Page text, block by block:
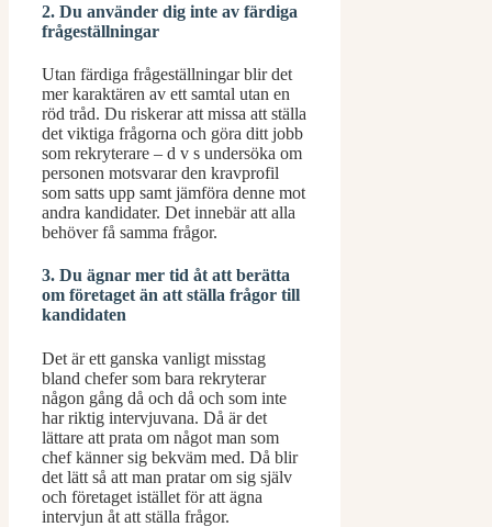
2. Du använder dig inte av färdiga
frågeställningar
Utan färdiga frågeställningar blir det
mer karaktären av ett samtal utan en
röd tråd. Du riskerar att missa att ställa
det viktiga frågorna och göra ditt jobb
som rekryterare – d v s undersöka om
personen motsvarar den kravprofil
som satts upp samt jämföra denne mot
andra kandidater. Det innebär att alla
behöver få samma frågor.
3. Du ägnar mer tid åt att berätta
om företaget än att ställa frågor till
kandidaten
Det är ett ganska vanligt misstag
bland chefer som bara rekryterar
någon gång då och då och som inte
har riktig intervjuvana. Då är det
lättare att prata om något man som
chef känner sig bekväm med. Då blir
det lätt så att man pratar om sig själv
och företaget istället för att ägna
intervjun åt att ställa frågor.